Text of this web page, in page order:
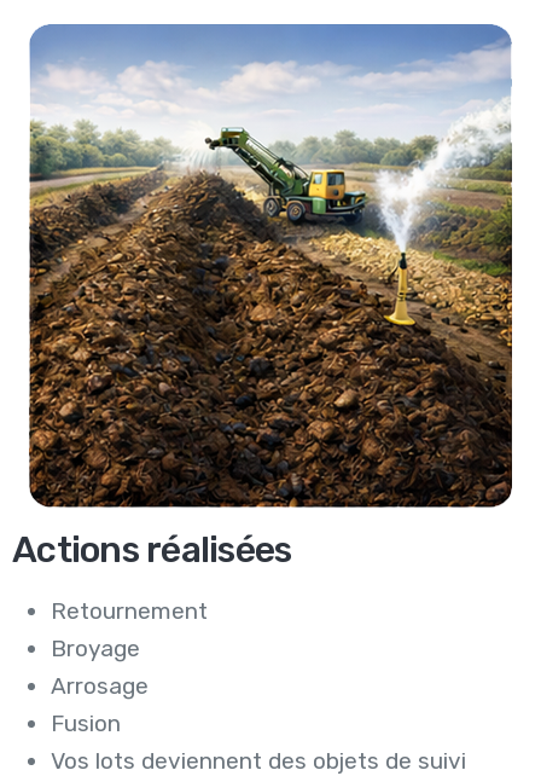
Actions réalisées
Retournement
Broyage
Arrosage
Fusion
Vos lots deviennent des objets de suivi